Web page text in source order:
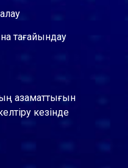
тағайындау
азаматтығын
кезінде